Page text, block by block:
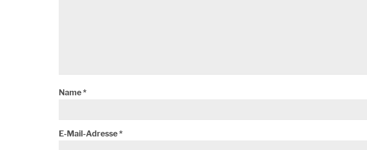
Name*
E-Mail-Adresse*